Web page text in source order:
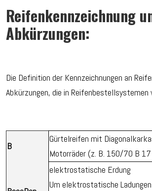
Reifenkennzeichnung
Abkürzungen:
Die Definition der Kennzeichnungen an
Abkürzungen, die in Reifenbestellsystemen
B
Gürtelreifen mit
Motorräder (z. B. 150/70 B
elektrostatische Erdung
Um elektrostatische